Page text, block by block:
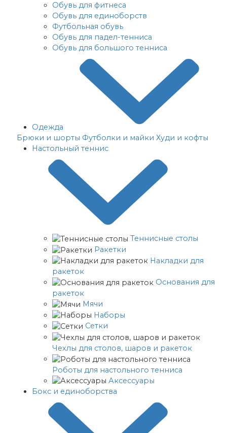
Обувь для фитнеса
Обувь для единоборств
Футбольная обувь
Обувь для падел-тенниса
Обувь для большого тенниса
Одежда
Брюки и шорты Футболки и майки Худи и кофты
Настольный теннис
Теннисные столы
Ракетки
Накладки для
ракеток
Основания для
ракеток
Мячи
Наборы
Сетки
Чехлы для столов, шаров и ракеток
Роботы для настольного тенниса
Аксессуары
Бокс и единоборства